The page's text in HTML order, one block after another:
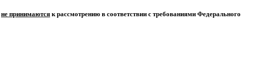
не принимаются к рассмотрению в соответствии с требованиями Федерального